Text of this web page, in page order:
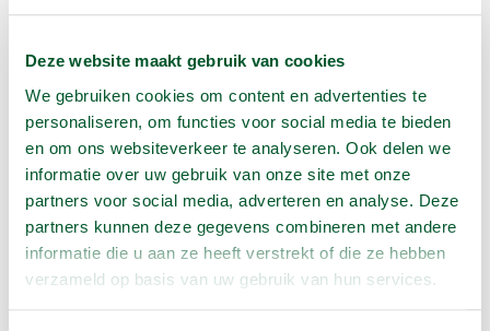
Deze website maakt gebruik van cookies
We gebruiken cookies om content en advertenties te
personaliseren, om functies voor social media te bieden
en om ons websiteverkeer te analyseren. Ook delen we
informatie over uw gebruik van onze site met onze
partners voor social media, adverteren en analyse. Deze
partners kunnen deze gegevens combineren met andere
informatie die u aan ze heeft verstrekt of die ze hebben
verzameld op basis van uw gebruik van hun services.
Trilplaat 104 kg benzine
€45,50
1 week € 136,50
Voor het aantrillen van grond ,zand,klinkers en stenen ten
behoeve van terrassen en overig niet te zwaar straat- en
betonwerk.